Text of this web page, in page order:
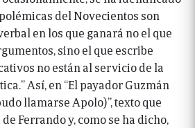
del Novecientos son
en los que ganará no el que
sino el que escribe
no están al servicio de la
Así, en “El payador Guzmán
llamarse Apolo)”, texto que
Ferrando y, como se ha dicho,